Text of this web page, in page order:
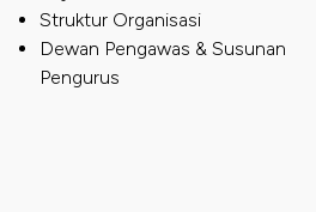
Struktur Organisasi
Dewan Pengawas & Susunan
Pengurus